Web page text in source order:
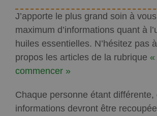
J’apporte le plus grand soin à
maximum d’informations quant à
huiles essentielles. N’hésitez pas
propos les articles de la rubrique «
commencer »
Chaque personne étant différente,
informations devront être